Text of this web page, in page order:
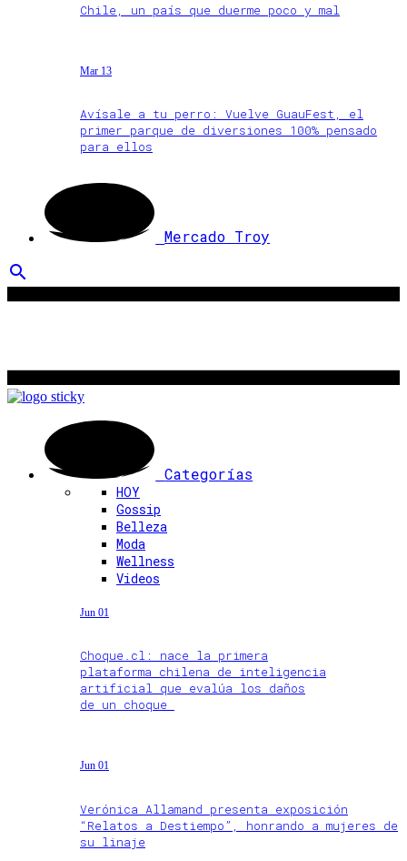
Chile, un país que duerme poco y mal
Mar 13
Avísale a tu perro: Vuelve GuauFest, el
primer parque de diversiones 100% pensado
para ellos
Mercado Troy
search
Categorías
HOY
Gossip
Belleza
Moda
Wellness
Videos
Jun 01
Choque.cl: nace la primera
plataforma chilena de inteligencia
artificial que evalúa los daños
de un choque
Jun 01
Verónica Allamand presenta exposición
“Relatos a Destiempo”, honrando a mujeres de
su linaje